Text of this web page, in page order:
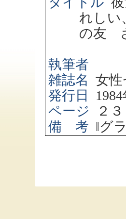
れしい
の友
執筆者
雑誌名 女
発行日
1984
ページ
２
備 考 ‖グ